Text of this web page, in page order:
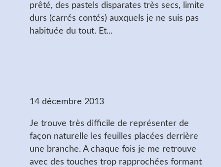
prêté, des pastels disparates très secs, limite
durs (carrés contés) auxquels je ne suis pas
habituée du tout. Et...
14 décembre 2013
Je trouve très difficile de représenter de
façon naturelle les feuilles placées derrière
une branche. A chaque fois je me retrouve
avec des touches trop rapprochées formant